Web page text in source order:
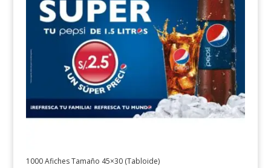
1000 Afiches Tamaño 45×30 (Tabloide)